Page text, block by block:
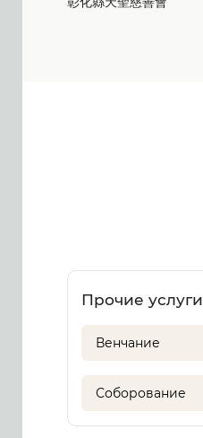
Прочие услуги
Венчание
Соборование